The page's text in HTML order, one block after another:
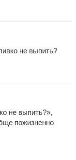
не выпить?
не выпить?»,
пожизненно